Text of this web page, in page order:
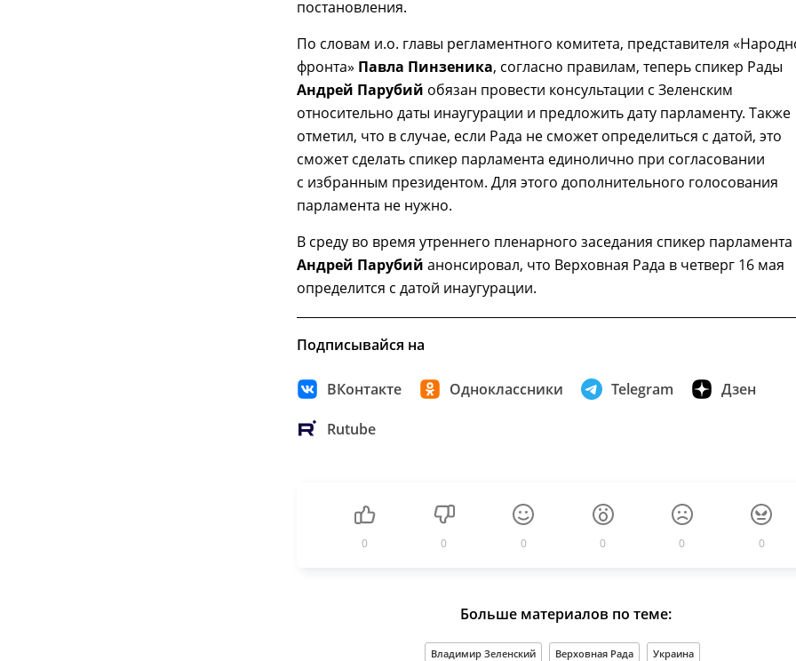
постановления.
По словам и.о. главы регламентного комитета, представителя
фронта» Павла Пинзеника, согласно правилам, теперь спикер Рады
Андрей Парубий обязан провести консультации с Зеленским
относительно даты инаугурации и предложить дату парламенту. Также
отметил, что в случае, если Рада не сможет определиться с датой, это
сможет сделать спикер парламента единолично при согласовании
с избранным президентом. Для этого дополнительного голосования
парламента не нужно.
В среду во время утреннего пленарного заседания спикер парламента
Андрей Парубий анонсировал, что Верховная Рада в четверг 16 мая
определится с датой инаугурации.
Подписывайся на
ВКонтакте Одноклассники Telegram Дзен
Rutube
0 0 0 0 0 0
Больше материалов по теме:
Владимир Зеленский Верховная Рада Украина